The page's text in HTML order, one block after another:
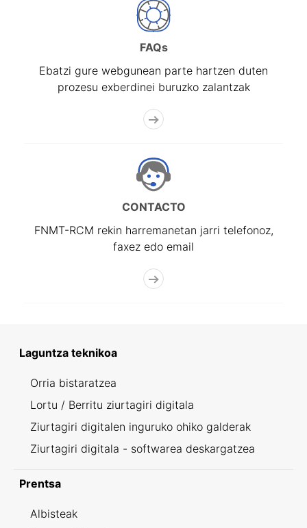
FAQs
Ebatzi gure webgunean parte hartzen duten
prozesu exberdinei buruzko zalantzak
CONTACTO
FNMT-RCM rekin harremanetan jarri telefonoz,
faxez edo email
Laguntza teknikoa
Orria bistaratzea
Lortu / Berritu ziurtagiri digitala
Ziurtagiri digitalen inguruko ohiko galderak
Ziurtagiri digitala - softwarea deskargatzea
Prentsa
Albisteak